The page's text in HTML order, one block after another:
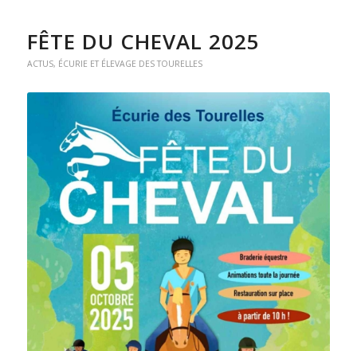
FÊTE DU CHEVAL 2025
ACTUS, ÉCURIE ET ÉLEVAGE DES TOURELLES